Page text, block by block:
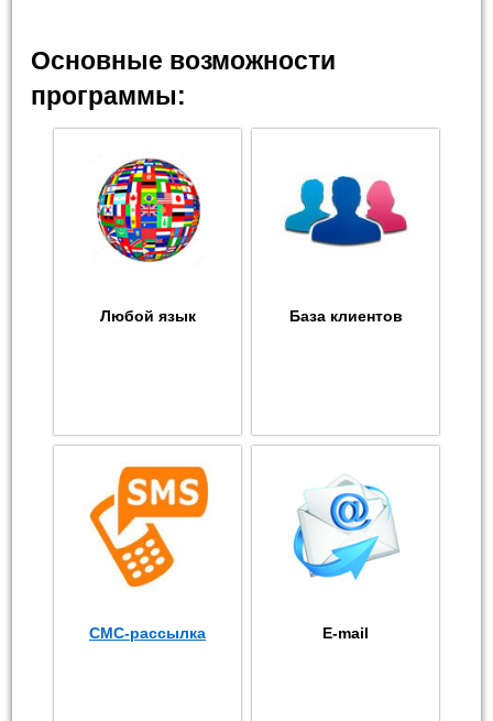
Основные возможности
программы:
Любой язык База клиентов
СМС-рассылка E-mail